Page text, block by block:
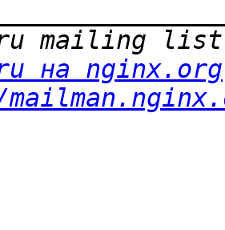
на nginx.org